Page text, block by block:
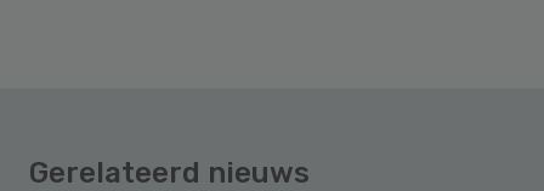
Gerelateerd nieuws